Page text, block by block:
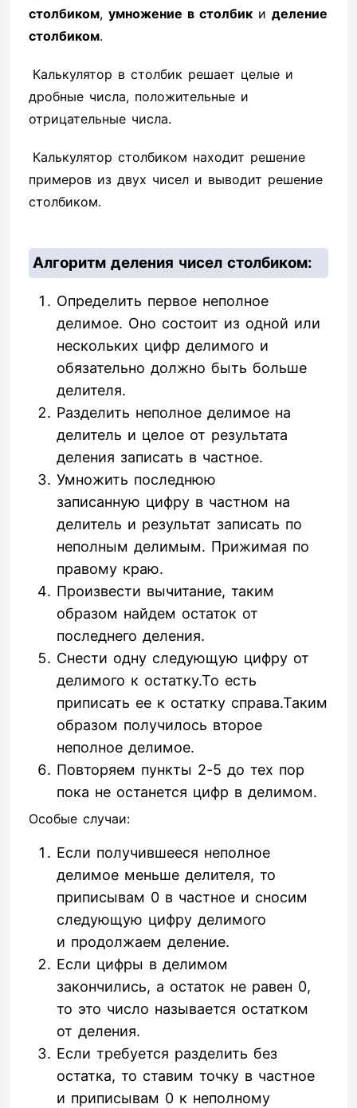
столбиком, умножение в столбик и деление
столбиком.
Калькулятор в столбик решает целые и
дробные числа, положительные и
отрицательные числа.
Калькулятор столбиком находит решение
примеров из двух чисел и выводит решение
столбиком.
Алгоритм деления чисел столбиком:
Определить первое неполное
делимое. Оно состоит из одной или
нескольких цифр делимого и
обязательно должно быть больше
делителя.
Разделить неполное делимое на
делитель и целое от результата
деления записать в частное.
Умножить последнюю
записанную цифру в частном на
делитель и результат записать по
неполным делимым. Прижимая по
правому краю.
Произвести вычитание, таким
образом найдем остаток от
последнего деления.
Снести одну следующую цифру от
делимого к остатку.То есть
приписать ее к остатку справа.Таким
образом получилось второе
неполное делимое.
Повторяем пункты 2-5 до тех пор
пока не останется цифр в делимом.
Особые случаи:
Если получившееся неполное
делимое меньше делителя, то
приписывам 0 в частное и сносим
следующую цифру делимого
и продолжаем деление.
Если цифры в делимом
закончились, а остаток не равен 0,
то это число называется остатком
от деления.
Если требуется разделить без
остатка, то ставим точку в частное
и приписывам 0 к неполному